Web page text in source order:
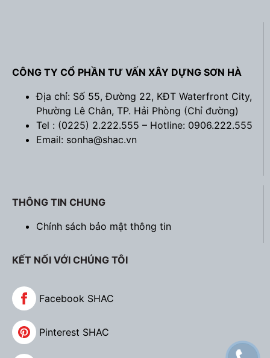
CÔNG TY CỔ PHẦN TƯ VẤN XÂY DỰNG SƠN HÀ
Địa chỉ: Số 55, Đường 22, KĐT Waterfront City,
Phường Lê Chân, TP. Hải Phòng (Chỉ đường)
Tel : (0225) 2.222.555 – Hotline: 0906.222.555
Email: sonha@shac.vn
THÔNG TIN CHUNG
Chính sách bảo mật thông tin
KẾT NỐI VỚI CHÚNG TÔI
Facebook SHAC
Pinterest SHAC